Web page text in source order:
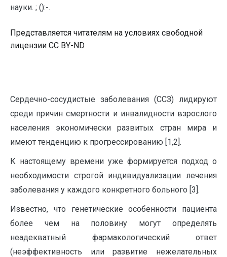
науки. ; ():-.
Представляется читателям на условиях свободной
лицензии CC BY-ND
Сердечно-сосудистые заболевания (ССЗ) лидируют
среди причин смертности и инвалидности взрослого
населения экономически развитых стран мира и
имеют тенденцию к прогрессированию [1,2].
К настоящему времени уже формируется подход о
необходимости строгой индивидуализации лечения
заболевания у каждого конкретного больного [3].
Известно, что генетические особенности пациента
более чем на половину могут определять
неадекватный фармакологический ответ
(неэффективность или развитие нежелательных